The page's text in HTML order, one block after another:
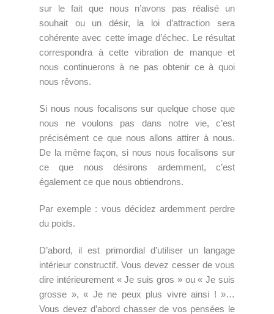
sur le fait que nous n’avons pas réalisé un
souhait ou un désir, la loi d’attraction sera
cohérente avec cette image d’échec. Le résultat
correspondra à cette vibration de manque et
nous continuerons à ne pas obtenir ce à quoi
nous rêvons.
Si nous nous focalisons sur quelque chose que
nous ne voulons pas dans notre vie, c’est
précisément ce que nous allons attirer à nous.
De la même façon, si nous nous focalisons sur
ce que nous désirons ardemment, c’est
également ce que nous obtiendrons.
Par exemple : vous décidez ardemment perdre
du poids.
D’abord, il est primordial d’utiliser un langage
intérieur constructif. Vous devez cesser de vous
dire intérieurement « Je suis gros » ou « Je suis
grosse », « Je ne peux plus vivre ainsi ! »…
Vous devez d’abord chasser de vos pensées le